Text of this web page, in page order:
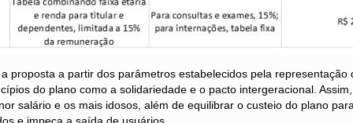
proposta a partir dos parâmetros estabelecidos pela representação
do plano como a solidariedade e o pacto intergeracional.
salário e os mais idosos, além de equilibrar o custeio do plano